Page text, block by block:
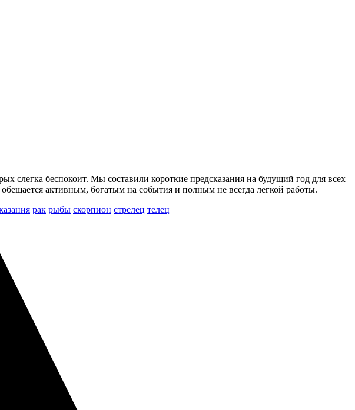
слегка беспокоит. Мы составили короткие предсказания на будущий год для всех
активным, богатым на события и полным не всегда легкой работы.
рак рыбы скорпион стрелец телец